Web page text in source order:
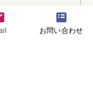
3級レッス
お問い合わせ